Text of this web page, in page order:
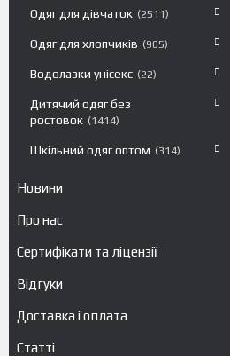
Одяг для дівчаток 2511
Одяг для хлопчиків 905
Водолазки унісекс 22
Дитячий одяг без
ростовок
1414
Шкільний одяг оптом 314
Новини
Про нас
Сертифікати та ліцензії
Відгуки
Доставка і оплата
Статті